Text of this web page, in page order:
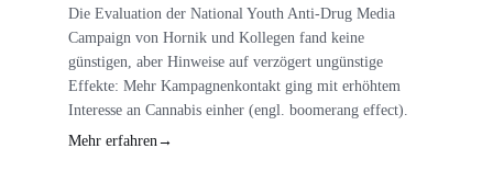
Die Evaluation der National Youth Anti-Drug Media
Campaign von Hornik und Kollegen fand keine
günstigen, aber Hinweise auf verzögert ungünstige
Effekte: Mehr Kampagnenkontakt ging mit erhöhtem
Interesse an Cannabis einher (engl. boomerang effect).
Mehr erfahren →